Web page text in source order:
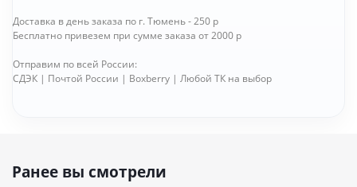
Доставка в день заказа по г. Тюмень - 250 р
Бесплатно привезем при сумме заказа от 2000 р
Отправим по всей России:
СДЭК | Почтой России | Boxberry | Любой ТК на выбор
Ранее вы смотрели